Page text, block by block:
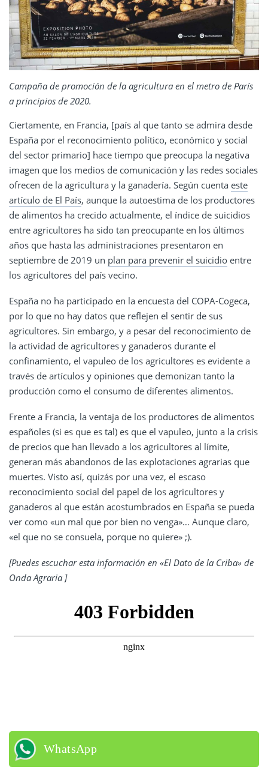
Campaña de promoción de la agricultura en el metro de París
a principios de 2020.
Ciertamente, en Francia, [país al que tanto se admira desde
España por el reconocimiento político, económico y social
del sector primario] hace tiempo que preocupa la negativa
imagen que los medios de comunicación y las redes sociales
ofrecen de la agricultura y la ganadería. Según cuenta este
artículo de El País, aunque la autoestima de los productores
de alimentos ha crecido actualmente, el índice de suicidios
entre agricultores ha sido tan preocupante en los últimos
años que hasta las administraciones presentaron en
septiembre de 2019 un plan para prevenir el suicidio entre
los agricultores del país vecino.
España no ha participado en la encuesta del COPA-Cogeca,
por lo que no hay datos que reflejen el sentir de sus
agricultores. Sin embargo, y a pesar del reconocimiento de
la actividad de agricultores y ganaderos durante el
confinamiento, el vapuleo de los agricultores es evidente a
través de artículos y opiniones que demonizan tanto la
producción como el consumo de diferentes alimentos.
Frente a Francia, la ventaja de los productores de alimentos
españoles (si es que es tal) es que el vapuleo, junto a la crisis
de precios que han llevado a los agricultores al límite,
generan más abandonos de las explotaciones agrarias que
muertes. Visto así, quizás por una vez, el escaso
reconocimiento social del papel de los agricultores y
ganaderos al que están acostumbrados en España se pueda
ver como «un mal que por bien no venga»… Aunque claro,
«el que no se consuela, porque no quiere» ;).
[Puedes escuchar esta información en «El Dato de la Criba» de
Onda Agraria ]
WhatsApp